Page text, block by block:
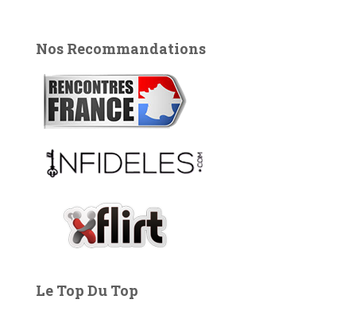
rNos Recommandations
Le Top Du Top